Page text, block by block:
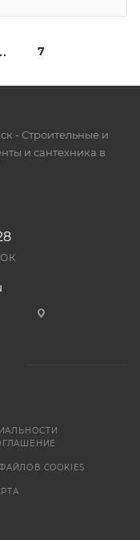
7
- Cтроительные и
и сантехника в
COOKIES